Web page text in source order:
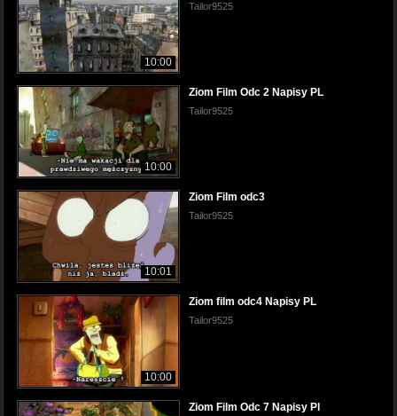
10:00
Tailor9525
10:00
Ziom Film Odc 2 Napisy PL
Tailor9525
10:01
Ziom Film odc3
Tailor9525
10:00
Ziom film odc4 Napisy PL
Tailor9525
Ziom Film Odc 7 Napisy Pl